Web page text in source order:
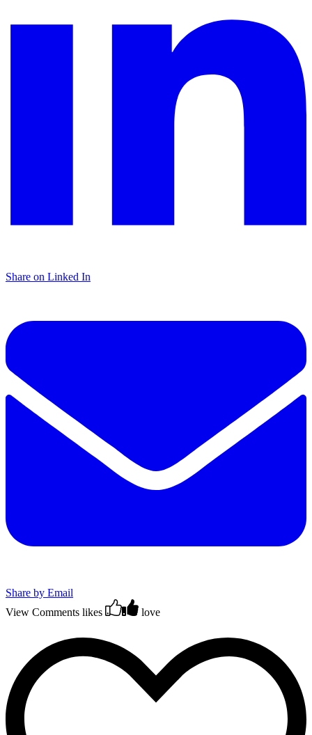
Share on Linked In
Share by Email
View Comments likes love